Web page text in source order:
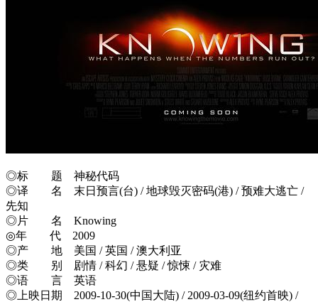
◎标 题 神秘代码
◎译 名 末日预言(台) / 地球毁灭密码(港) / 预难大逃亡 /
先知
◎片 名 Knowing
◎年 代 2009
◎产 地 美国 / 英国 / 澳大利亚
◎类 别 剧情 / 科幻 / 悬疑 / 惊悚 / 灾难
◎语 言 英语
◎上映日期 2009-10-30(中国大陆) / 2009-03-09(纽约首映) /